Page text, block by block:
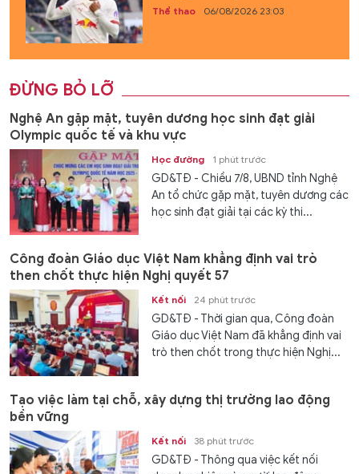
Thể thao 06/08/2026 23:03
ĐỪNG BỎ LỠ
Nghệ An gặp mặt, tuyên dương học sinh đạt giải
Olympic quốc tế và khu vực
Học đường 1 phút trước
GD&TĐ - Chiều 7/8, UBND tỉnh Nghệ
An tổ chức gặp mặt, tuyên dương các
học sinh đạt giải tại các kỳ thi...
Công đoàn Giáo dục Việt Nam khẳng định vai trò
then chốt thực hiện Nghị quyết 57
Kết nối 24 phút trước
GD&TĐ - Thời gian qua, Công đoàn
Giáo dục Việt Nam đã khẳng định vai
trò then chốt trong thực hiện Nghị...
Tạo việc làm tại chỗ, xây dựng thị trường lao động
bền vững
Kết nối 38 phút trước
GD&TĐ - Thông qua việc kết nối